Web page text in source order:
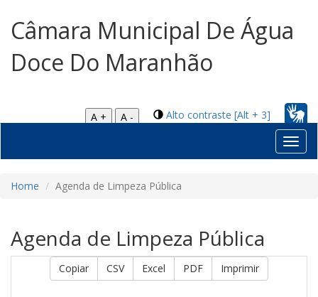
Câmara Municipal De Água
Doce Do Maranhão
Alto contraste [Alt + 3]
A +
A -
Home Agenda de Limpeza Pública
Agenda de Limpeza Pública
Copiar CSV Excel PDF Imprimir